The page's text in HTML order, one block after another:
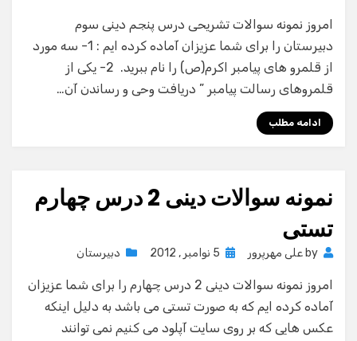
امروز نمونه سوالات تشریحی درس پنجم دینی سوم
دبیرستان را برای شما عزیزان آماده کرده ایم : 1- سه مورد
از قلمرو های پیامبر اکرم(ص) را نام ببرید. 2- یکی از
قلمروهای رسالت پیامبر ” دریافت وحی و رساندن آن…
ادامه مطلب
نمونه سوالات دینی 2 درس چهارم
تستی
by علی مهرپرور
Posted
5 نوامبر , 2012 دبیرستان
امروز نمونه سوالات دینی 2 درس چهارم را برای شما عزیزان
آماده کرده ایم که به صورت تستی می باشد به دلیل اینکه
عکس هایی که بر روی سایت آپلود می کنیم نمی توانند